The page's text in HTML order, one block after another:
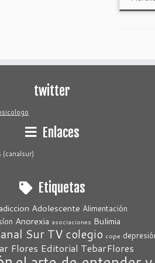
twitter
Enlaces
(canalsur)
Etiquetas
adiccion Adolescente Alimentación
Anorexia asociaciones Bulimia
Sur TV colegio cope
Flores Editorial TebarFlores